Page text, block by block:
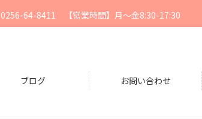
0256-64-8411 【営業時間】月〜金8:30-17:30
ブログ お問い合わせ